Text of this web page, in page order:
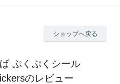
ショップへ戻る
ぷくぷくシール
のレビュー